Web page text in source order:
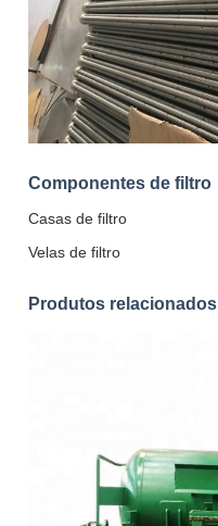
Componentes de filtro
Casas de filtro
Velas de filtro
Produtos relacionados